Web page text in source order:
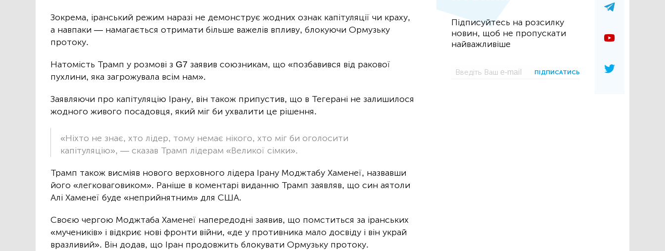
Зокрема, іранський режим наразі не демонструє жодних ознак капітуляції чи краху,
а навпаки — намагається отримати більше важелів впливу, блокуючи Ормузьку
протоку.
Натомість Трамп у розмові з G7 заявив союзникам, що «позбавився від ракової
пухлини, яка загрожувала всім нам».
Заявляючи про капітуляцію Ірану, він також припустив, що в Тегерані не залишилося
жодного живого посадовця, який міг би ухвалити це рішення.
«Ніхто не знає, хто лідер, тому немає нікого, хто міг би оголосити
капітуляцію», — сказав Трамп лідерам «Великої сімки».
Трамп також висміяв нового верховного лідера Ірану Моджтабу Хаменеї, назвавши
його «легковаговиком». Раніше в коментарі виданню Трамп заявляв, що син аятоли
Алі Хаменеї буде «неприйнятним» для США.
Своєю чергою Моджтаба Хаменеї напередодні заявив, що помститься за іранських
«мучеників» і відкриє нові фронти війни, «де у противника мало досвіду і він украй
вразливий». Він додав, що Іран продовжить блокувати Ормузьку протоку.
Підписуйтесь на розсилку
новин, щоб не пропускати
найважливіше
ПІДПИСАТИСЬ